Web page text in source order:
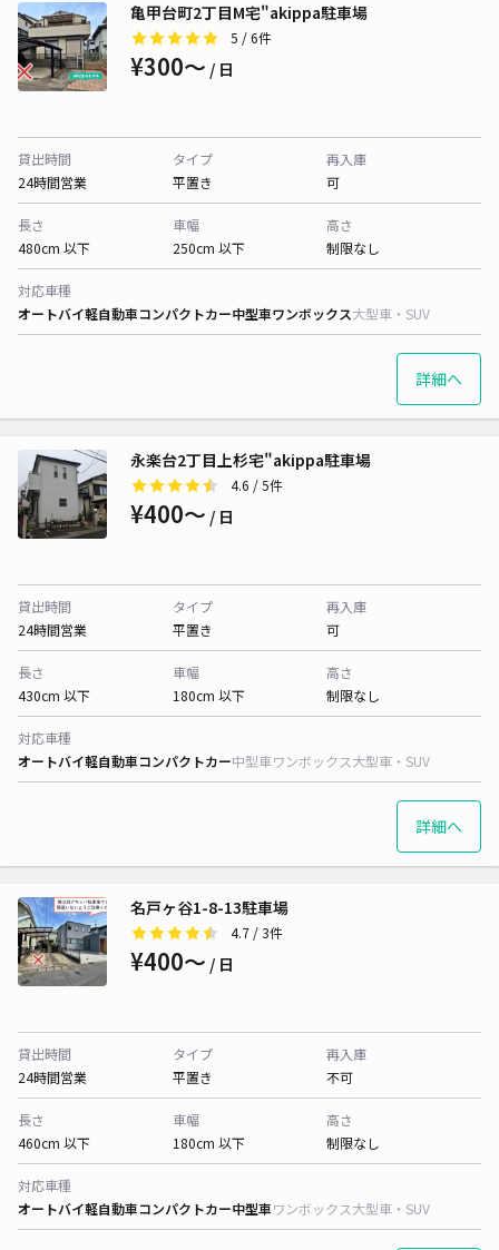
亀甲台町2丁目M宅"akippa駐車場
5 / 6件
¥300〜 / 日
貸出時間
24時間営業
タイプ
平置き
再入庫
可
長さ
480cm 以下
車幅
250cm 以下
高さ
制限なし
対応車種
オートバイ軽自動車コンパクトカー中型車ワンボックス大型車・SUV
詳細へ
永楽台2丁目上杉宅"akippa駐車場
4.6 / 5件
¥400〜 / 日
貸出時間
24時間営業
タイプ
平置き
再入庫
可
長さ
430cm 以下
車幅
180cm 以下
高さ
制限なし
対応車種
オートバイ軽自動車コンパクトカー中型車ワンボックス大型車・SUV
詳細へ
名戸ヶ谷1-8-13駐車場
4.7 / 3件
¥400〜 / 日
貸出時間
24時間営業
タイプ
平置き
再入庫
不可
長さ
460cm 以下
車幅
180cm 以下
高さ
制限なし
対応車種
オートバイ軽自動車コンパクトカー中型車ワンボックス大型車・SUV